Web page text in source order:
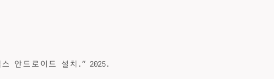
스 안드로이드 설치.” 2025.